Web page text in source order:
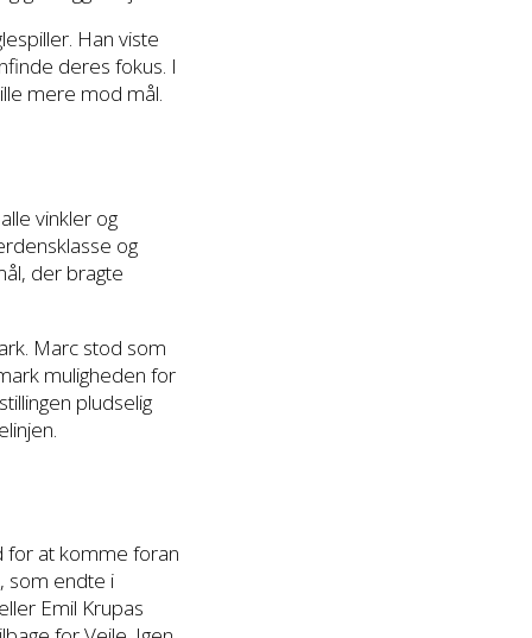
Han viste
deres fokus. I
mere mod mål.
vinkler og
og
der bragte
Marc stod som
muligheden for
pludselig
for at komme foran
som endte i
Emil Krupas